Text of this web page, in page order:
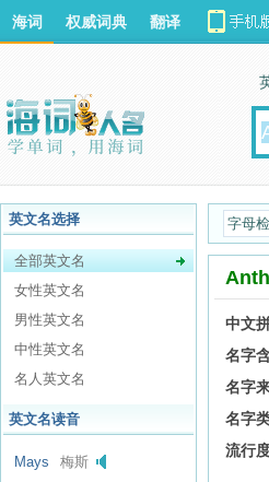
海词 权威词典 翻译
英文名选择
全部英文名
女性英文名
男性英文名
中性英文名
名人英文名
英文名读音
Mays
梅斯
字母
中文
名字
名字
名字
流行